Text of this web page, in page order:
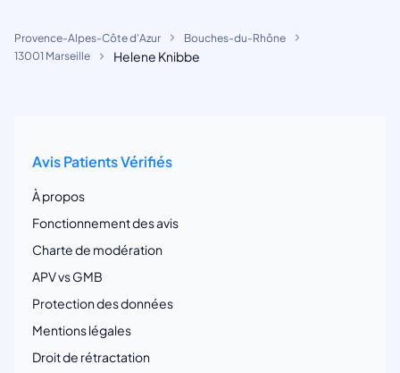
Provence-Alpes-Côte d'Azur
Bouches-du-Rhône
13001 Marseille
Helene Knibbe
Avis Patients Vérifiés
À propos
Fonctionnement des avis
Charte de modération
APV vs GMB
Protection des données
Mentions légales
Droit de rétractation